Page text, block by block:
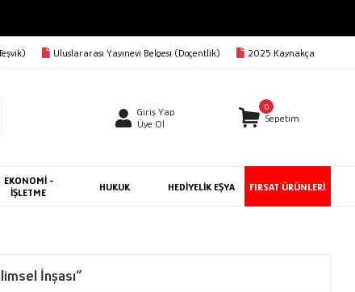
Uluslararası Yayınevi Belgesi (Doçentlik) 2025 Kaynakça
Giriş Yap
Üye Ol
0
Sepetim
EKONOMİ -
İŞLETME
HUKUK HEDİYELİK EŞYA FIRSAT ÜRÜNLERİ
İnşası”